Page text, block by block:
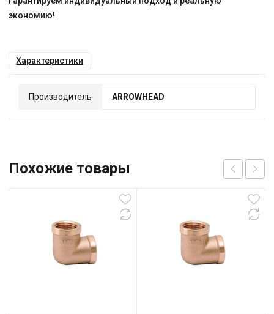
экономию!
Характеристики
Производитель ARROWHEAD
Похожие товары